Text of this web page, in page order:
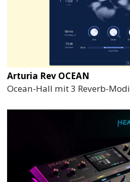
Arturia Rev OCEAN
Ocean-Hall mit 3 Reverb-Modi